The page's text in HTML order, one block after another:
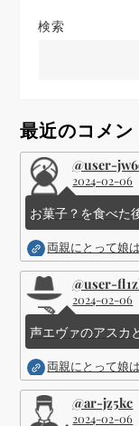
ー
ョ
ン
検索
最近のコメン
@user-
2024-02-06
お菓子？を食べた
両親にとって娘
@user-
2024-02-06
声エヴァのアスカ
両親にとって娘
@ar-jz5kc
2024-02-06